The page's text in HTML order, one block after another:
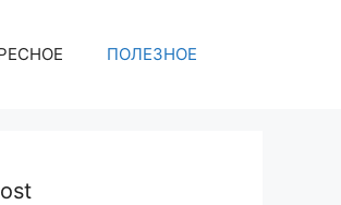
ПОЛЕЗНОЕ